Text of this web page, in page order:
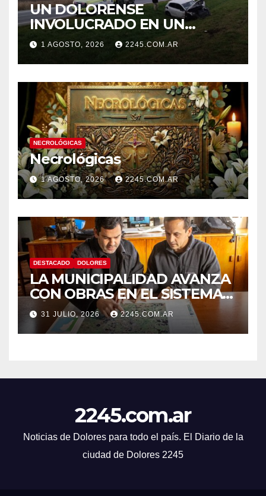
UN DOLORENSE
INVOLUCRADO EN UN
SINIESTRO QUE TERMINÓ
CON DESPISTE Y VUELCO
1 AGOSTO, 2026 2245.COM.AR
NECROLÓGICAS
Necrológicas
1 AGOSTO, 2026 2245.COM.AR
DESTACADO DOLORES
LA MUNICIPALIDAD AVANZA
CON OBRAS EN EL SISTEMA
HÍDRICO DE DOLORES
31 JULIO, 2026 2245.COM.AR
2245.com.ar
Noticias de Dolores para todo el país. El Diario de la
ciudad de Dolores 2245